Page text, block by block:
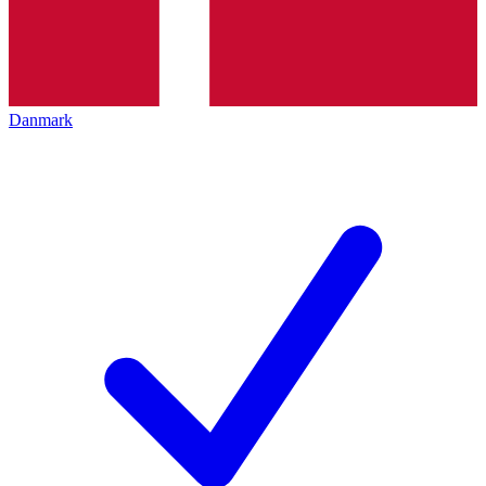
Danmark